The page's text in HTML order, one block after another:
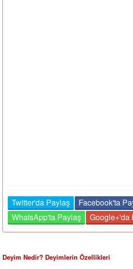
Twitter'da Paylaş
Facebook'ta
WhatsApp'ta Paylaş
Google+'da
Deyim Nedir? Deyimlerin Özellikleri